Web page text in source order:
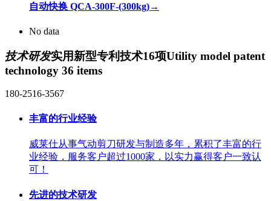
自动快换 QCA-300F-(300kg)→
No data
技术研发实用新型专利技术16项Utility model patent
technology 36 items
180-2516-3567
丰富的行业经验
威莱仕从事气动剪刀研发与制造多年，累积了丰富的行
业经验，服务客户超过1000家，以实力赢得客户一致认
可！
先进的技术研发